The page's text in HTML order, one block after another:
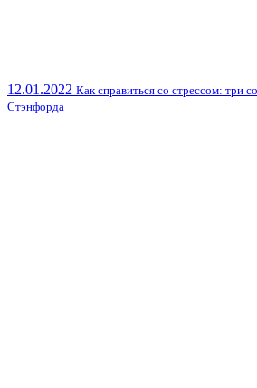
12.01.2022 Как справиться со стрессом: три
Стэнфорда